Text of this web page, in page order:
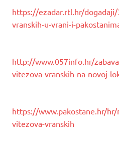
https://ezadar.rtl.hr/
vranskih-u-vrani-i-
http://www.057info.hr/
vitezova-vranskih-na-novoj-
https://www.pakostane.hr/
vitezova-vranskih